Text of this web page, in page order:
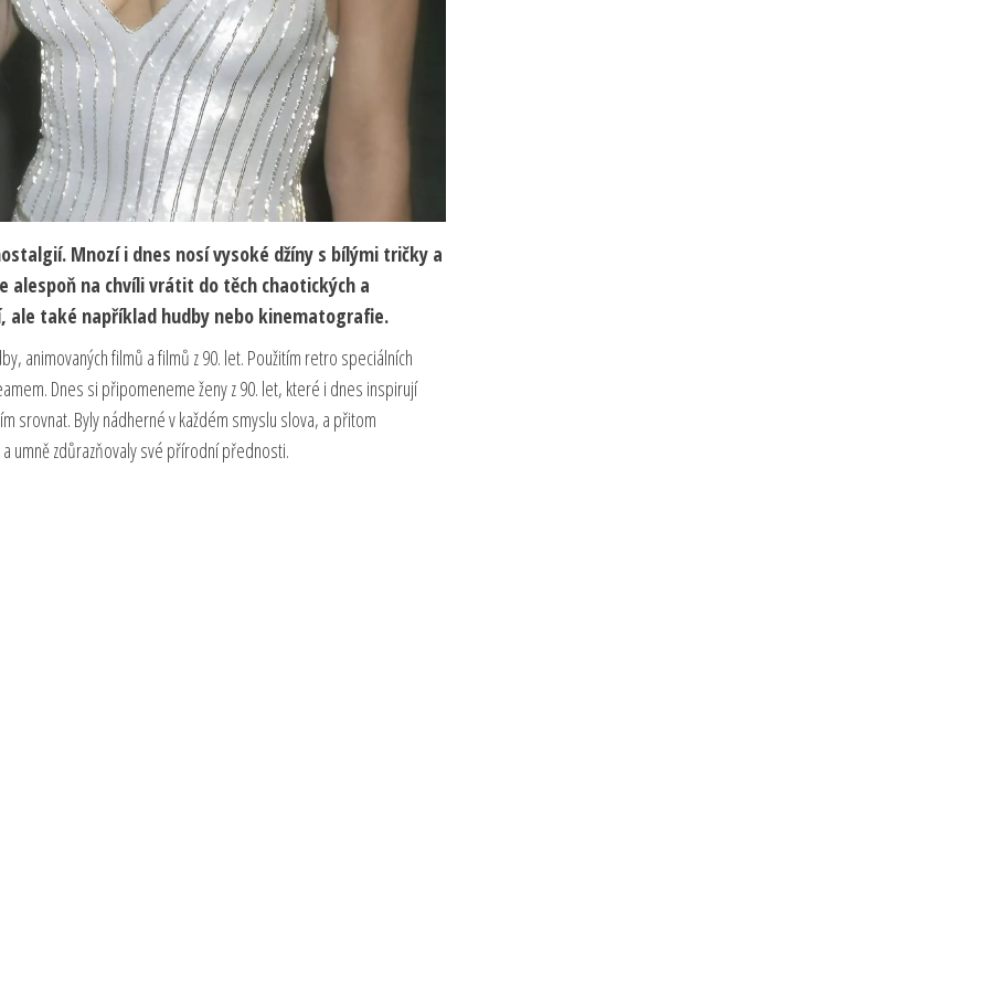
Mnozí i dnes nosí vysoké džíny s bílými tričky a
alespoň na chvíli vrátit do těch chaotických a
ale také například hudby nebo kinematografie.
animovaných filmů a filmů z 90. let. Použitím retro speciálních
Dnes si připomeneme ženy z 90. let, které i dnes inspirují
srovnat. Byly nádherné v každém smyslu slova, a přitom
umně zdůrazňovaly své přírodní přednosti.